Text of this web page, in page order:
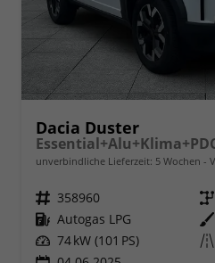
Dacia Duster
unverbindliche Lieferzeit: 5 Wochen
Fahrzeugnr. 358960 Getriebe
Kraftstoff Autogas LPG Außenfarbe
Leistung 74 kW (101 PS) Kilometerstand